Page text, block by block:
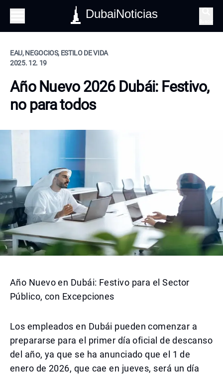
DubaiNoticias
EAU, NEGOCIOS, ESTILO DE VIDA
2025. 12. 19
Año Nuevo 2026 Dubái: Festivo,
no para todos
Año Nuevo en Dubái: Festivo para el Sector
Público, con Excepciones
Los empleados en Dubái pueden comenzar a
prepararse para el primer día oficial de descanso
del año, ya que se ha anunciado que el 1 de
enero de 2026, que cae en jueves, será un día